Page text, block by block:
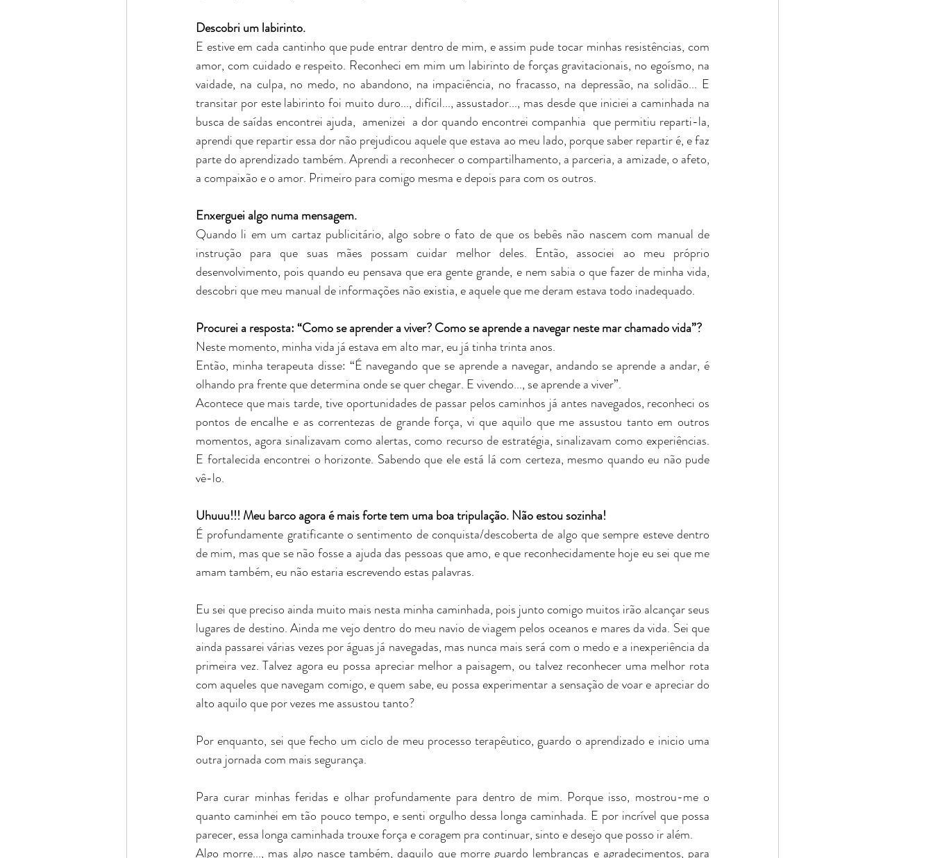
Descobri um labirinto.
E estive em cada cantinho que pude entrar dentro de mim, e assim pude tocar minhas resistências, com
amor, com cuidado e respeito. Reconheci em mim um labirinto de forças gravitacionais, no egoísmo, na
vaidade, na culpa, no medo, no abandono, na impaciência, no fracasso, na depressão, na solidão... E
transitar por este labirinto foi muito duro..., difícil..., assustador..., mas desde que iniciei a caminhada na
busca de saídas encontrei ajuda,  amenizei  a dor quando encontrei companhia  que permitiu reparti-la,
aprendi que repartir essa dor não prejudicou aquele que estava ao meu lado, porque saber repartir é, e faz
parte do aprendizado também. Aprendi a reconhecer o compartilhamento, a parceria, a amizade, o afeto,
a compaixão e o amor. Primeiro para comigo mesma e depois para com os outros.
Enxerguei algo numa mensagem.
Quando li em um cartaz publicitário, algo sobre o fato de que os bebês não nascem com manual de
instrução para que suas mães possam cuidar melhor deles. Então, associei ao meu próprio
desenvolvimento, pois quando eu pensava que era gente grande, e nem sabia o que fazer de minha vida,
descobri que meu manual de informações não existia, e aquele que me deram estava todo inadequado.
Procurei a resposta: “Como se aprender a viver? Como se aprende a navegar neste mar chamado vida”?
Neste momento, minha vida já estava em alto mar, eu já tinha trinta anos.
Então, minha terapeuta disse: “É navegando que se aprende a navegar, andando se aprende a andar, é
olhando pra frente que determina onde se quer chegar. E vivendo..., se aprende a viver”.
Acontece que mais tarde, tive oportunidades de passar pelos caminhos já antes navegados, reconheci os
pontos de encalhe e as correntezas de grande força, vi que aquilo que me assustou tanto em outros
momentos, agora sinalizavam como alertas, como recurso de estratégia, sinalizavam como experiências.
E fortalecida encontrei o horizonte. Sabendo que ele está lá com certeza, mesmo quando eu não pude
vê-lo.
Uhuuu!!! Meu barco agora é mais forte tem uma boa tripulação. Não estou sozinha!
É profundamente gratificante o sentimento de conquista/descoberta de algo que sempre esteve dentro
de mim, mas que se não fosse a ajuda das pessoas que amo, e que reconhecidamente hoje eu sei que me
amam também, eu não estaria escrevendo estas palavras.
Eu sei que preciso ainda muito mais nesta minha caminhada, pois junto comigo muitos irão alcançar seus
lugares de destino. Ainda me vejo dentro do meu navio de viagem pelos oceanos e mares da vida. Sei que
ainda passarei várias vezes por águas já navegadas, mas nunca mais será com o medo e a inexperiência da
primeira vez. Talvez agora eu possa apreciar melhor a paisagem, ou talvez reconhecer uma melhor rota
com aqueles que navegam comigo, e quem sabe, eu possa experimentar a sensação de voar e apreciar do
alto aquilo que por vezes me assustou tanto?
Por enquanto, sei que fecho um ciclo de meu processo terapêutico, guardo o aprendizado e inicio uma
outra jornada com mais segurança.
Para curar minhas feridas e olhar profundamente para dentro de mim. Porque isso, mostrou-me o
quanto caminhei em tão pouco tempo, e senti orgulho dessa longa caminhada. E por incrível que possa
parecer, essa longa caminhada trouxe força e coragem pra continuar, sinto e desejo que posso ir além.
Algo morre..., mas algo nasce também, daquilo que morre guardo lembranças e agradecimentos, para